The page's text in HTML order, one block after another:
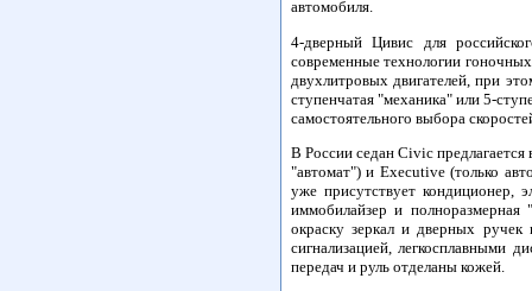
автомобиля.
4-дверный Цивис для
современные технологии гоночных
двухлитровых двигателей, при
ступенчатая "механика" или 5-
самостоятельного выбора
В России седан Civic предлагается
"автомат") и Executive (только
уже присутствует кондиционер,
иммобилайзер и
окраску зеркал и дверных ручек
сигнализацией, легкосплавными
передач и руль отделаны кожей.